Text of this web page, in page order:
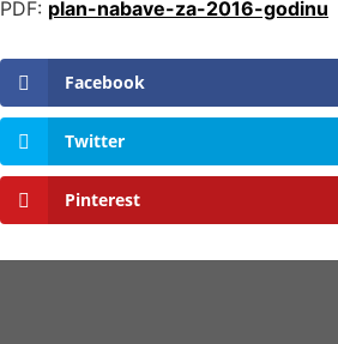
PDF: plan-nabave-za-2016-godinu
Facebook
Twitter
Pinterest